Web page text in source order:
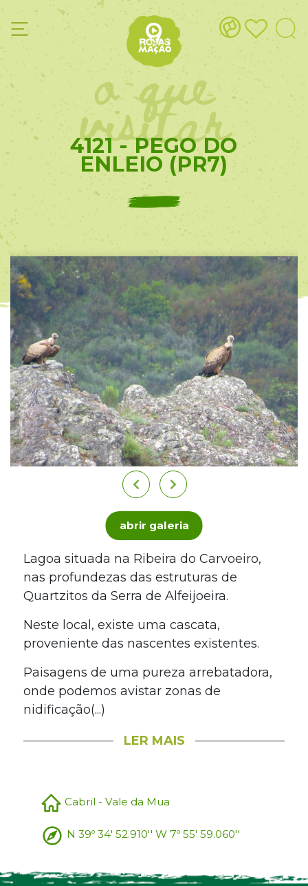
o que
visitar
4121 - PEGO DO
ENLEIO (PR7)
abrir galeria
Lagoa situada na Ribeira do Carvoeiro,
nas profundezas das estruturas de
Quartzitos da Serra de Alfeijoeira.
Neste local, existe uma cascata,
proveniente das nascentes existentes.
Paisagens de uma pureza arrebatadora,
onde podemos avistar zonas de
nidificação(...)
LER MAIS
Cabril - Vale da Mua
N 39º 34' 52.910'' W 7º 55' 59.060''